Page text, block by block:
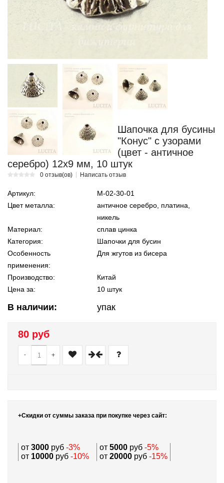
Шапочка для бусины
"Конус" с узорами
(цвет - античное
серебро) 12х9 мм, 10 штук
0 отзыв(ов) Написать отзыв
Артикул:
М-02-30-01
Цвет металла:
античное серебро, платина,
никель
Материал:
сплав цинка
Категория:
Шапочки для бусин
Особенность
применения:
Для жгутов из бисера
Производство:
Китай
Цена за:
10 штук
В наличии: упак
80 руб
- +
+Скидки от суммы заказа при покупке через сайт:
от 3000 руб -3% от 5000 руб -5%
от 10000 руб -10% от 20000 руб -15%